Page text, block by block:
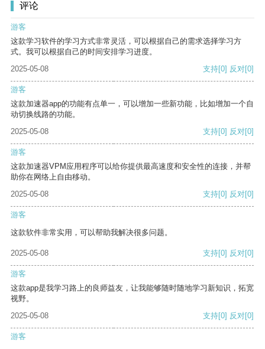
评论
游客
这款学习软件的学习方式非常灵活，可以根据自己的需求选择学习方
式。我可以根据自己的时间安排学习进度。
2025-05-08
支持[0] 反对[0]
游客
这款加速器app的功能有点单一，可以增加一些新功能，比如增加一个自
动切换线路的功能。
2025-05-08
支持[0] 反对[0]
游客
这款加速器VPM应用程序可以给你提供最高速度和安全性的连接，并帮
助你在网络上自由移动。
2025-05-08
支持[0] 反对[0]
游客
这款软件非常实用，可以帮助我解决很多问题。
2025-05-08 支持[0] 反对[0]
游客
这款app是我学习路上的良师益友，让我能够随时随地学习新知识，拓宽
视野。
2025-05-08
支持[0] 反对[0]
游客